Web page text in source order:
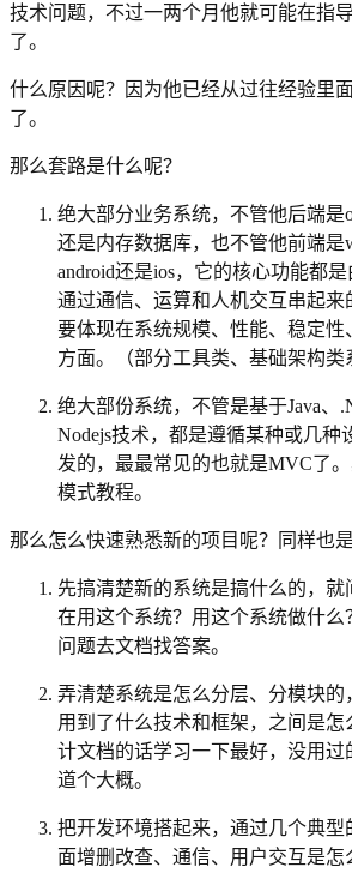
技术问题，不过一两个月他就可能在指
了。
什么原因呢？因为他已经从过往经验里
了。
那么套路是什么呢？
绝大部分业务系统，不管他后端是
还是内存数据库，也不管他前端是
android还是ios，它的核心功能都
通过通信、运算和人机交互串起来
要体现在系统规模、性能、稳定性
方面。（部分工具类、基础架构类
绝大部份系统，不管是基于Java、
Nodejs技术，都是遵循某种或几种
发的，最最常见的也就是MVC了
模式教程。
那么怎么快速熟悉新的项目呢？同样也是
先搞清楚新的系统是搞什么的，就
在用这个系统？用这个系统做什么
问题去文档找答案。
弄清楚系统是怎么分层、分模块的
用到了什么技术和框架，之间是
计文档的话学习一下最好，没用过
道个大概。
把开发环境搭起来，通过几个典型
面增删改查、通信、用户交互是怎